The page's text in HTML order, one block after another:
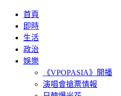
首頁
即時
生活
政治
娛樂
《VPOPASIA》開播
演唱會搶票情報